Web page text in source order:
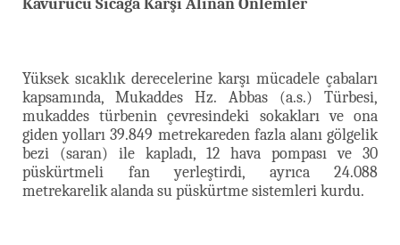
Kavurucu Sıcağa Karşı Alınan Önlemler
Yüksek sıcaklık derecelerine karşı mücadele çabaları
kapsamında, Mukaddes Hz. Abbas (a.s.) Türbesi,
mukaddes türbenin çevresindeki sokakları ve ona
giden yolları 39.849 metrekareden fazla alanı gölgelik
bezi (saran) ile kapladı, 12 hava pompası ve 30
püskürtmeli fan yerleştirdi, ayrıca 24.088
metrekarelik alanda su püskürtme sistemleri kurdu.